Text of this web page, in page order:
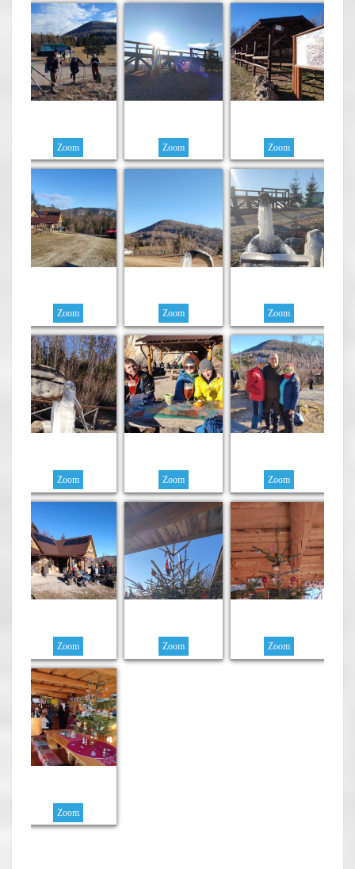
Zoom Zoom Zoom
Zoom Zoom Zoom
Zoom Zoom Zoom
Zoom Zoom Zoom
Zoom